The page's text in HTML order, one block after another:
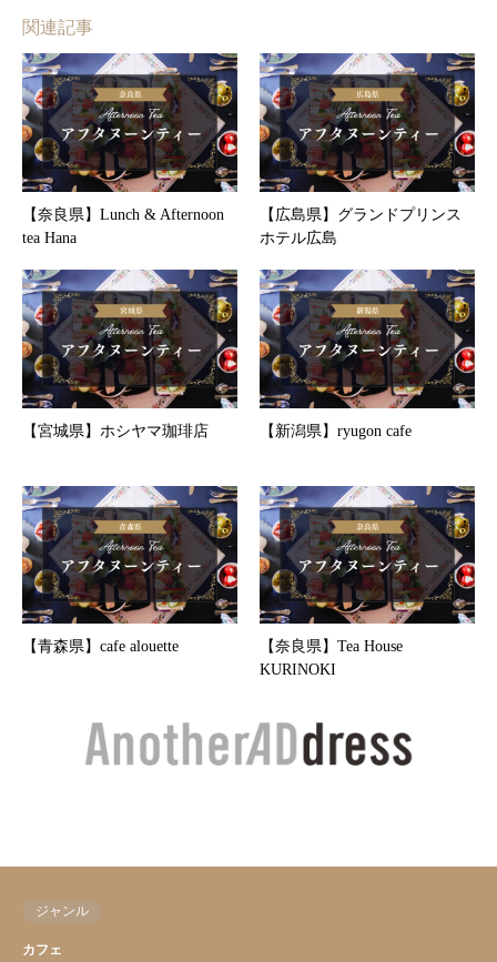
関連記事
【奈良県】Lunch & Afternoon
tea Hana
【広島県】グランドプリンス
ホテル広島
【宮城県】ホシヤマ珈琲店 【新潟県】ryugon cafe
【青森県】cafe alouette
【奈良県】Tea House
KURINOKI
ジャンル
カフェ